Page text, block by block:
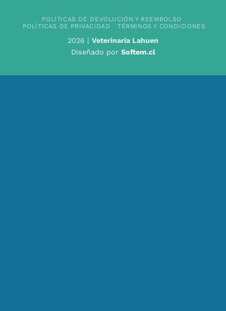
POLÍTICAS DE DEVOLUCIÓN Y REEMBOLSO
POLÍTICAS DE PRIVACIDAD
TÉRMINOS Y CONDICIONES
2026 | Veterinaria Lahuen
Diseñado por Softem.cl